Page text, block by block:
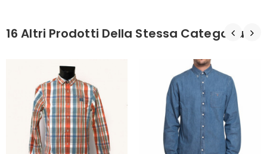
16 Altri Prodotti Della Stessa Categoria: